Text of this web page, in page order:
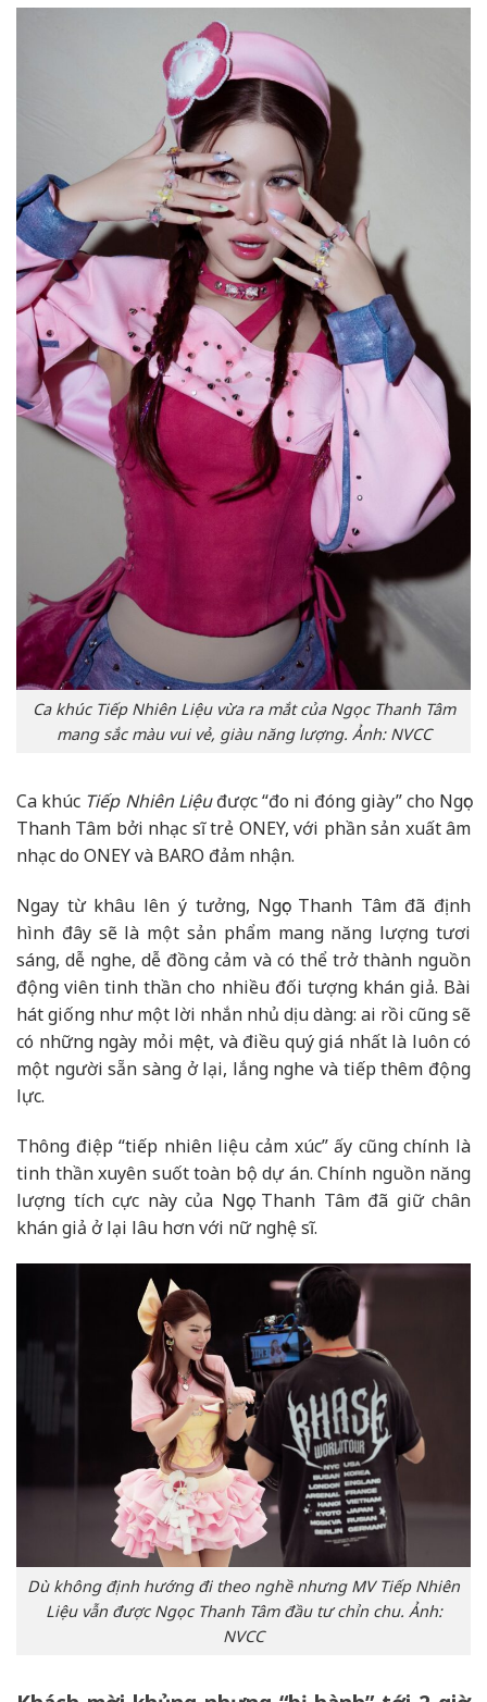
Ca khúc Tiếp Nhiên Liệu vừa ra mắt của Ngọc Thanh Tâm
mang sắc màu vui vẻ, giàu năng lượng. Ảnh: NVCC
Ca khúc Tiếp Nhiên Liệuđược “đo ni đóng giày” cho Ngọc
Thanh Tâm bởi nhạc sĩ trẻ ONEY, với phần sản xuất âm
nhạc do ONEY và BARO đảm nhận.
Ngay từ khâu lên ý tưởng, Ngọc Thanh Tâm đã định
hình đây sẽ là một sản phẩm mang năng lượng tươi
sáng, dễ nghe, dễ đồng cảm và có thể trở thành nguồn
động viên tinh thần cho nhiều đối tượng khán giả. Bài
hát giống như một lời nhắn nhủ dịu dàng: ai rồi cũng sẽ
có những ngày mỏi mệt, và điều quý giá nhất là luôn có
một người sẵn sàng ở lại, lắng nghe và tiếp thêm động
lực.
Thông điệp “tiếp nhiên liệu cảm xúc” ấy cũng chính là
tinh thần xuyên suốt toàn bộ dự án. Chính nguồn năng
lượng tích cực này của Ngọc Thanh Tâm đã giữ chân
khán giả ở lại lâu hơn với nữ nghệ sĩ.
Dù không định hướng đi theo nghề nhưng MV Tiếp Nhiên
Liệu vẫn được Ngọc Thanh Tâm đầu tư chỉn chu. Ảnh:
NVCC